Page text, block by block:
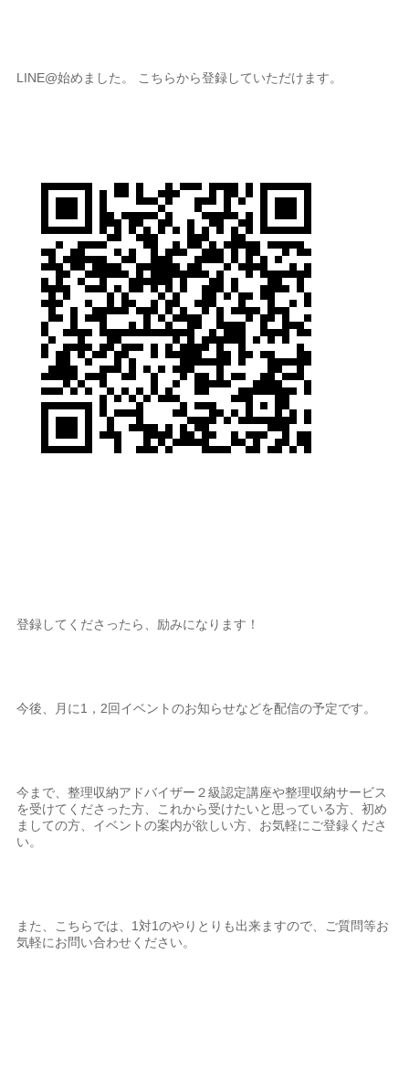
LINE@始めました。 こちらから登録していただけます。
登録してくださったら、励みになります！
今後、月に1，2回イベントのお知らせなどを配信の予定です。
今まで、整理収納アドバイザー２級認定講座や整理収納サービス
を受けてくださった方、これから受けたいと思っている方、初め
ましての方、イベントの案内が欲しい方、お気軽にご登録くださ
い。
また、こちらでは、1対1のやりとりも出来ますので、ご質問等お
気軽にお問い合わせください。